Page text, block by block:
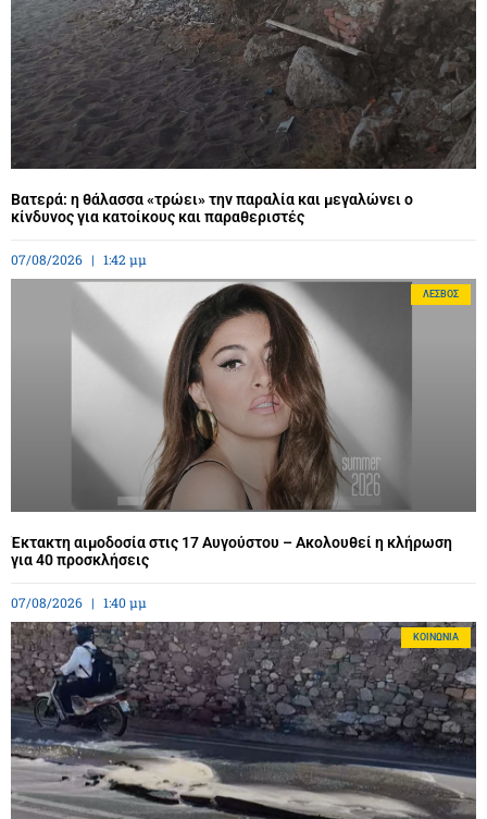
Βατερά: η θάλασσα «τρώει» την παραλία και μεγαλώνει ο
κίνδυνος για κατοίκους και παραθεριστές
07/08/2026 1:42 μμ
ΛΈΣΒΟΣ
Έκτακτη αιμοδοσία στις 17 Αυγούστου – Ακολουθεί η κλήρωση
για 40 προσκλήσεις
07/08/2026 1:40 μμ
ΚΟΙΝΩΝΊΑ